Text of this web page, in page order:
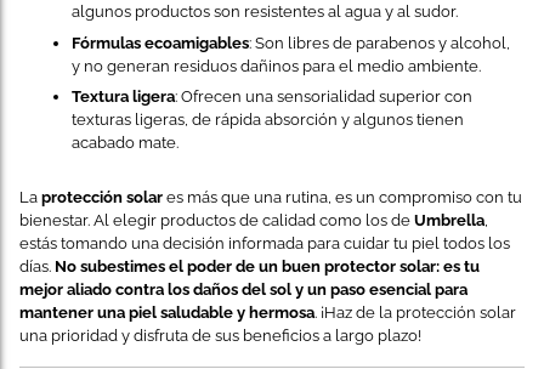
algunos productos son resistentes al agua y al sudor.
Fórmulas ecoamigables: Son libres de parabenos y alcohol,
y no generan residuos dañinos para el medio ambiente.
Textura ligera: Ofrecen una sensorialidad superior con
texturas ligeras, de rápida absorción y algunos tienen
acabado mate.
La protección solar es más que una rutina, es un compromiso con tu
bienestar. Al elegir productos de calidad como los de Umbrella
estás tomando una decisión informada para cuidar tu piel todos los
días. No subestimes el poder de un buen protector solar: es tu
mejor aliado contra los daños del sol y un paso esencial para
mantener una piel saludable y hermosa. ¡Haz de la protección solar
una prioridad y disfruta de sus beneficios a largo plazo!